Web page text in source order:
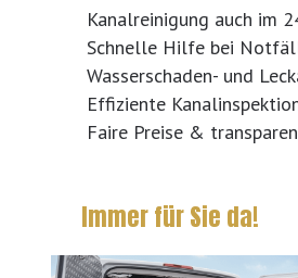
Kanalreinigung auch im
Schnelle Hilfe bei
Wasserschaden- und
Effiziente
Faire Preise &
Immer für Sie da!